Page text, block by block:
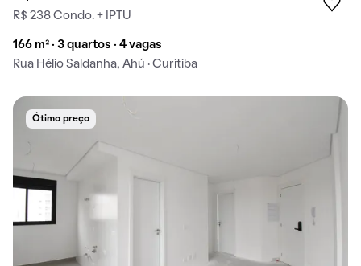
R$ 238 Condo. + IPTU
166 m² · 3 quartos · 4 vagas
Rua Hélio Saldanha, Ahú · Curitiba
Ótimo preço